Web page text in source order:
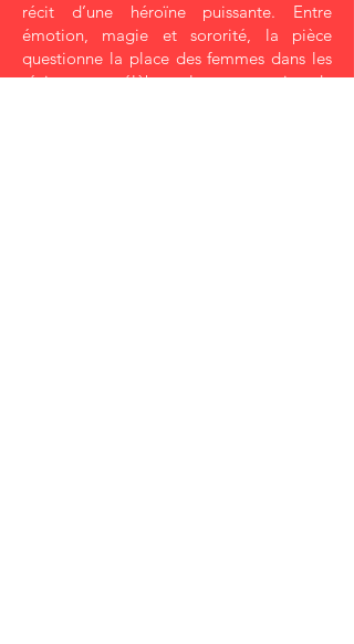
récit d’une héroïne puissante. Entre
émotion, magie et sororité, la pièce
questionne la place des femmes dans les
récits et célèbre leur pouvoir de